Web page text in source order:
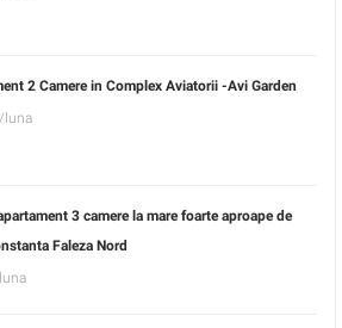
2 Camere in Complex Aviatorii -Avi Garden
luna
3 camere la mare foarte aproape de
Faleza Nord